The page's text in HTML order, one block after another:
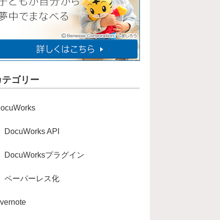
テゴリー
DocuWorks API
DocuWorksプラグイン
ペーパーレス化